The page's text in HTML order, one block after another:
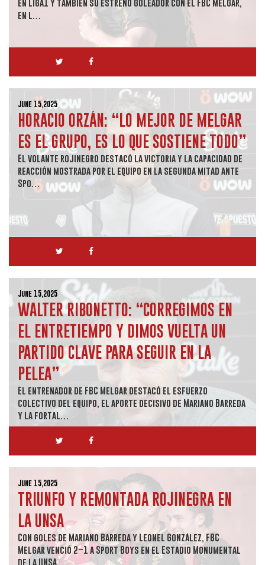
en l…
June 15,2025
HORACIO ORZÁN: “LO MEJOR DE MELGAR
ES EL GRUPO, ES LO QUE SOSTIENE TODO”
El volante rojinegro destacó la victoria y la capacidad de
reacción mostrada por el equipo en la segunda mitad ante
Spo…
June 15,2025
WALTER RIBONETTO: “CORREGIMOS EN
EL ENTRETIEMPO Y DIMOS VUELTA UN
PARTIDO CLAVE PARA SEGUIR EN LA
PELEA”
El entrenador de FBC Melgar destacó el esfuerzo
colectivo del equipo, el aporte decisivo de Mariano Barreda
y la fortal…
June 15,2025
TRIUNFO Y REMONTADA ROJINEGRA EN
LA UNSA
Con goles de Mariano Barreda y Leonel González, FBC
Melgar venció 2–1 a Sport Boys en el Estadio Monumental
de la UNSA …